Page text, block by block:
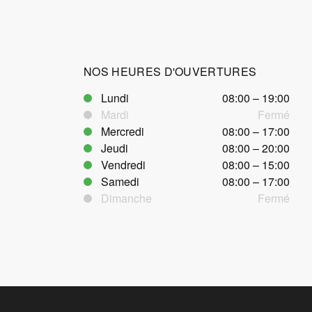
NOS HEURES D'OUVERTURES
Lundi
08:00 – 19:00
Mardi
Fermé
Mercredi
08:00 – 17:00
Jeudi
08:00 – 20:00
Vendredi
08:00 – 15:00
Samedi
08:00 – 17:00
Dimanche
Fermé